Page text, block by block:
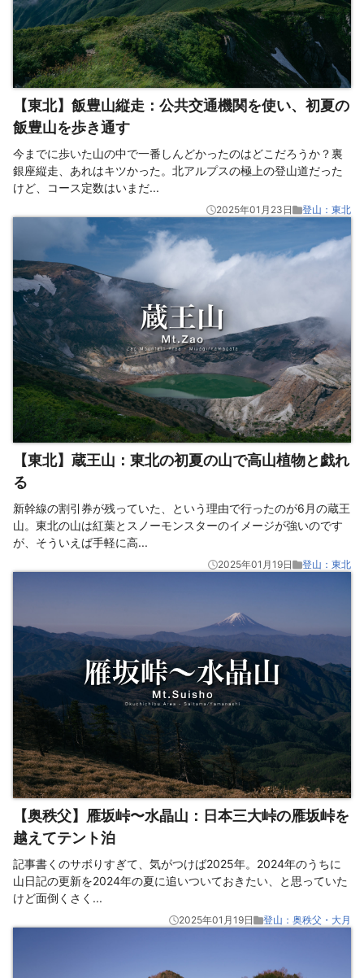
【東北】飯豊山縦走：公共交通機関を使い、初夏の
飯豊山を歩き通す
今までに歩いた山の中で一番しんどかったのはどこだろうか？裏
銀座縦走、あれはキツかった。北アルプスの極上の登山道だった
けど、コース定数はいまだ...
2025年01月23日 登山：東北
【東北】蔵王山：東北の初夏の山で高山植物と戯れ
る
新幹線の割引券が残っていた、という理由で行ったのが6月の蔵王
山。東北の山は紅葉とスノーモンスターのイメージが強いのです
が、そういえば手軽に高...
2025年01月19日 登山：東北
【奥秩父】雁坂峠〜水晶山：日本三大峠の雁坂峠を
越えてテント泊
記事書くのサボりすぎて、気がつけば2025年。2024年のうちに
山日記の更新を2024年の夏に追いついておきたい、と思っていた
けど面倒くさく ...
2025年01月19日 登山：奥秩父・大月